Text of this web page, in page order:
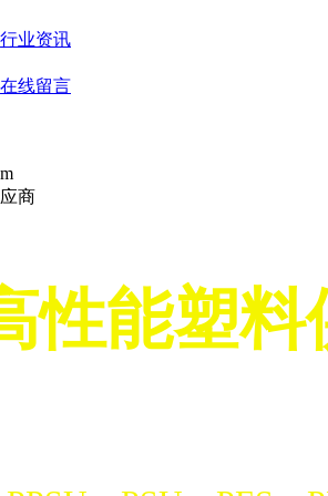
行业资讯
在线留言
性能塑料